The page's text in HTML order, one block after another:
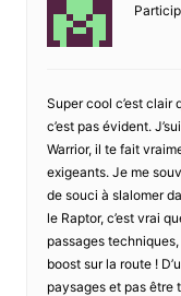
Super cool c’est clair
c’est pas évident.
Warrior, il te fait
exigeants. Je me
de souci à slalomer
le Raptor, c’est vrai
passages
boost sur la route !
paysages et pas être